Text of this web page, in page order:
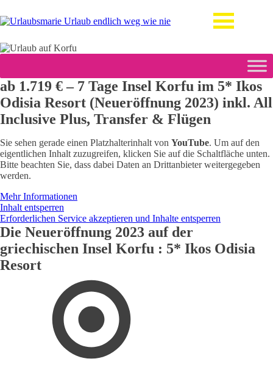
ab 1.719 € – 7 Tage Insel Korfu im 5* Ikos
Odisia Resort (Neueröffnung 2023) inkl. All
Inclusive Plus, Transfer & Flügen
Sie sehen gerade einen Platzhalterinhalt von YouTube. Um auf den
eigentlichen Inhalt zuzugreifen, klicken Sie auf die Schaltfläche unten.
Bitte beachten Sie, dass dabei Daten an Drittanbieter weitergegeben
werden.
Mehr Informationen
Inhalt entsperren
Erforderlichen Service akzeptieren und Inhalte entsperren
Die Neueröffnung 2023 auf der
griechischen Insel Korfu : 5* Ikos Odisia
Resort